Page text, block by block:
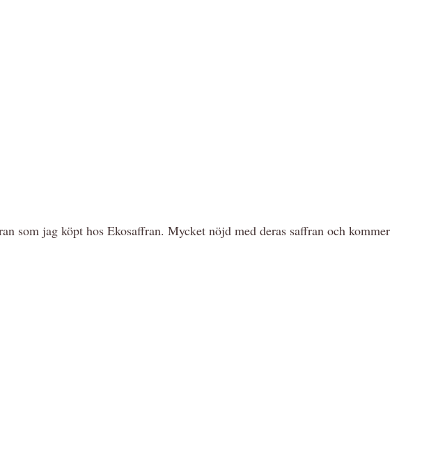
som jag köpt hos Ekosaffran. Mycket nöjd med deras saffran och kommer